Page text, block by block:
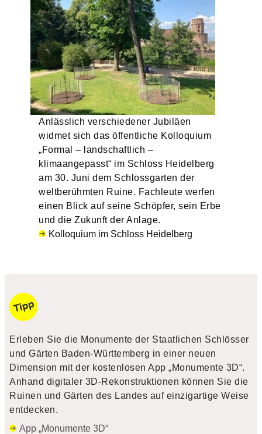
Anlässlich verschiedener Jubiläen
widmet sich das öffentliche Kolloquium
„Formal – landschaftlich –
klimaangepasst“ im Schloss Heidelberg
am 30. Juni dem Schlossgarten der
weltberühmten Ruine. Fachleute werfen
einen Blick auf seine Schöpfer, sein Erbe
und die Zukunft der Anlage.
Kolloquium im Schloss Heidelberg
Erleben Sie die Monumente der Staatlichen Schlösser
und Gärten Baden-Württemberg in einer neuen
Dimension mit der kostenlosen App „Monumente 3D“.
Anhand digitaler 3D-Rekonstruktionen können Sie die
Ruinen und Gärten des Landes auf einzigartige Weise
entdecken.
App „Monumente 3D“